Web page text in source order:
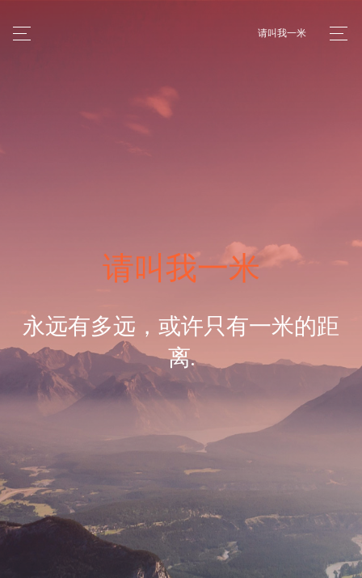
请叫我一米
请叫我一米
永远有多远，或许只有一米的距
离.